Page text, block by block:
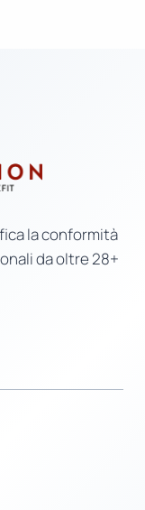
la conformità
da oltre 28+